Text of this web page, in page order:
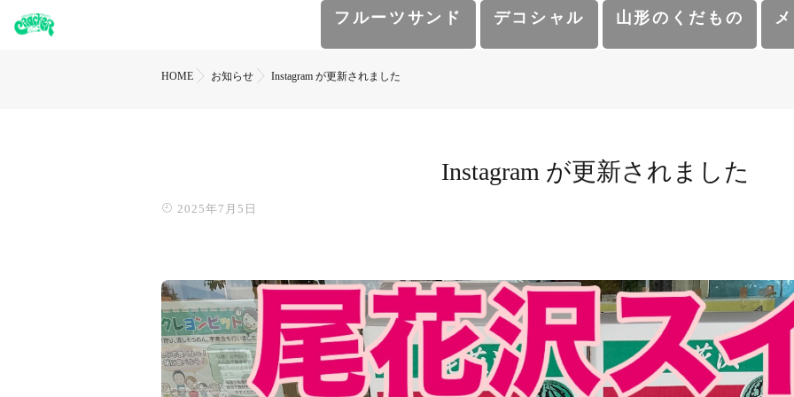
フルーツサンド デコシャル 山形のくだもの
HOME お知らせ Instagram が更新されました
Instagram が更新されました
2025年7月5日